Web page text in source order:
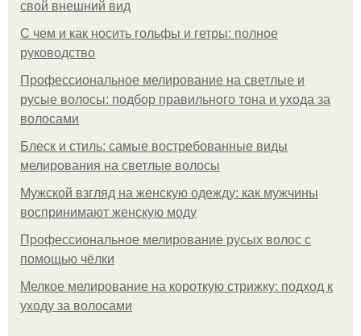
свой внешний вид
С чем и как носить гольфы и гетры: полное
руководство
Профессиональное мелирование на светлые и
русые волосы: подбор правильного тона и ухода за
волосами
Блеск и стиль: самые востребованные виды
мелирования на светлые волосы
Мужской взгляд на женскую одежду: как мужчины
воспринимают женскую моду
Профессиональное мелирование русых волос с
помощью чёлки
Мелкое мелирование на короткую стрижку: подход к
уходу за волосами